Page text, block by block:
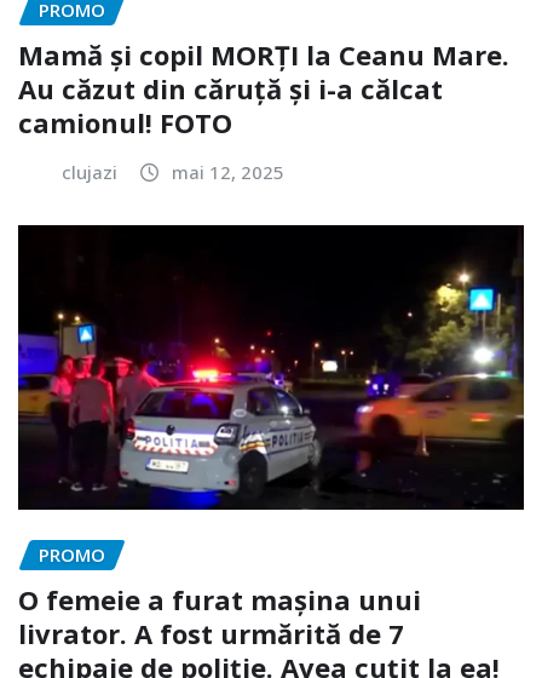
PROMO
Mamă și copil MORȚI la Ceanu Mare.
Au căzut din căruță și i-a călcat
camionul! FOTO
clujazi mai 12, 2025
PROMO
O femeie a furat mașina unui
livrator. A fost urmărită de 7
echipaje de poliție. Avea cuțit la ea!